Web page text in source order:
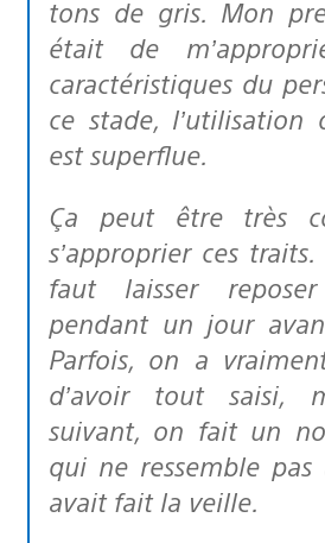
tons de gris. Mon
était de
caractéristiques du
ce stade, l’utilisation
est superflue.
Ça peut être très compliqué de
s’approprier ces
faut laisser reposer
pendant un jour
Parfois, on a
d’avoir tout saisi,
suivant, on fait un
qui ne ressemble pas
avait fait la veille.